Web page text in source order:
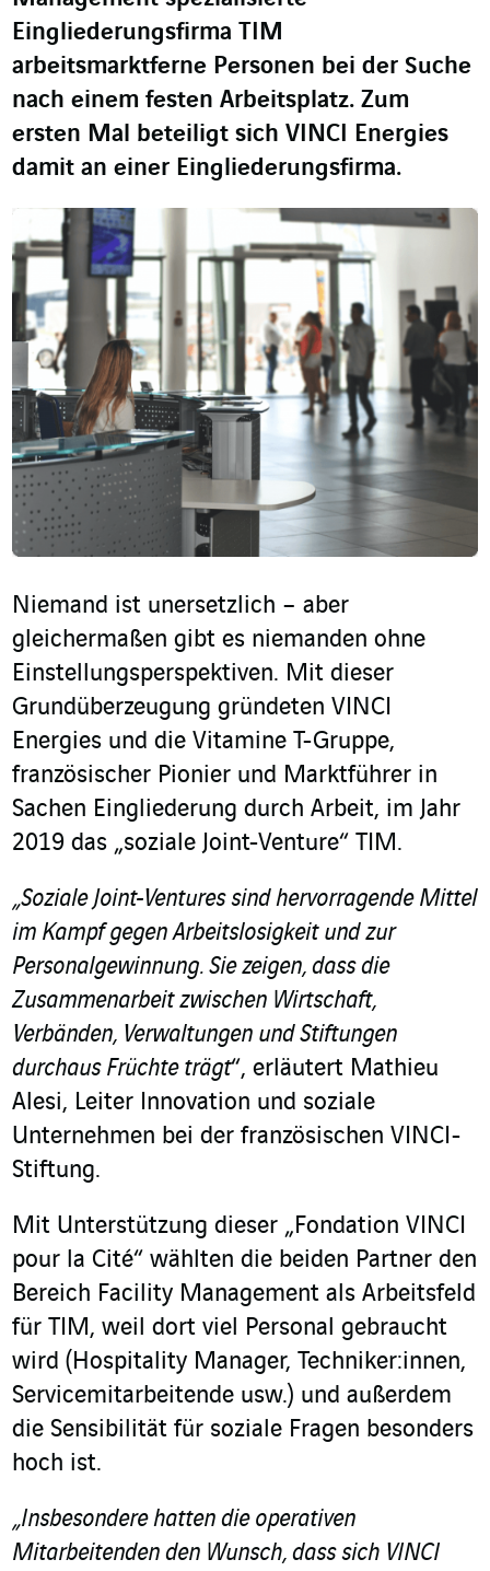
Eingliederungsfirma TIM
arbeitsmarktferne Personen bei der Suche
nach einem festen Arbeitsplatz. Zum
ersten Mal beteiligt sich VINCI Energies
damit an einer Eingliederungsfirma.
Niemand ist unersetzlich – aber
gleichermaßen gibt es niemanden ohne
Einstellungsperspektiven. Mit dieser
Grundüberzeugung gründeten VINCI
Energies und die Vitamine T-Gruppe,
französischer Pionier und Marktführer in
Sachen Eingliederung durch Arbeit, im Jahr
2019 das „soziale Joint-Venture“ TIM.
„Soziale Joint-Ventures sind hervorragende Mittel
im Kampf gegen Arbeitslosigkeit und zur
Personalgewinnung. Sie zeigen, dass die
Zusammenarbeit zwischen Wirtschaft,
Verbänden, Verwaltungen und Stiftungen
durchaus Früchte trägt“, erläutert Mathieu
Alesi, Leiter Innovation und soziale
Unternehmen bei der französischen VINCI-
Stiftung.
Mit Unterstützung dieser „Fondation VINCI
pour la Cité“ wählten die beiden Partner den
Bereich Facility Management als Arbeitsfeld
für TIM, weil dort viel Personal gebraucht
wird (Hospitality Manager, Techniker:innen,
Servicemitarbeitende usw.) und außerdem
die Sensibilität für soziale Fragen besonders
hoch ist.
„Insbesondere hatten die operativen
Mitarbeitenden den Wunsch, dass sich VINCI